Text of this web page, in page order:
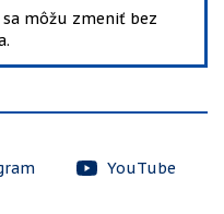
môžu zmeniť bez
YouTube